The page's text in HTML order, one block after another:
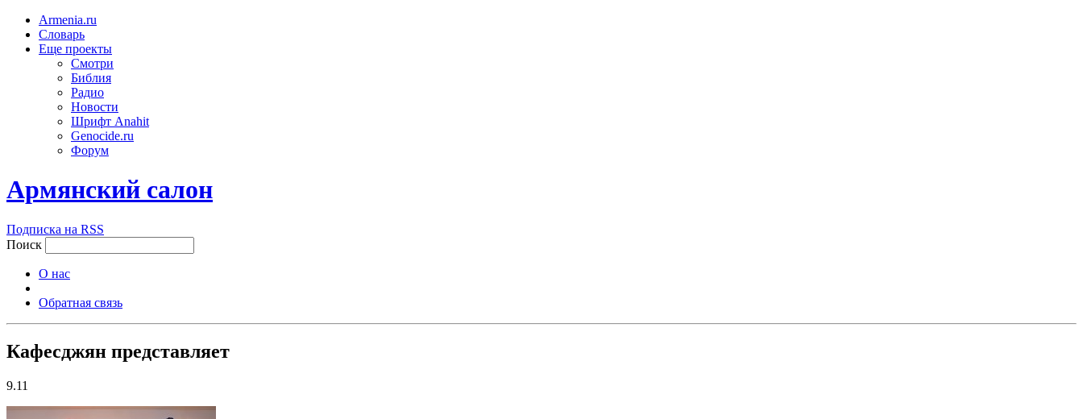
Armenia.ru
Словарь
Еще проекты
Смотри
Библия
Радио
Новости
Шрифт Anahit
Genocide.ru
Форум
Армянский салон
Подписка на RSS
Поиск
О нас
Обратная связь
Кафесджян представляет
9.11